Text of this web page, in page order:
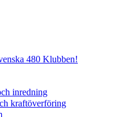
480 Klubben!
inredning
kraftöverföring